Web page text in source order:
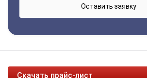
Скачать прайс-лист